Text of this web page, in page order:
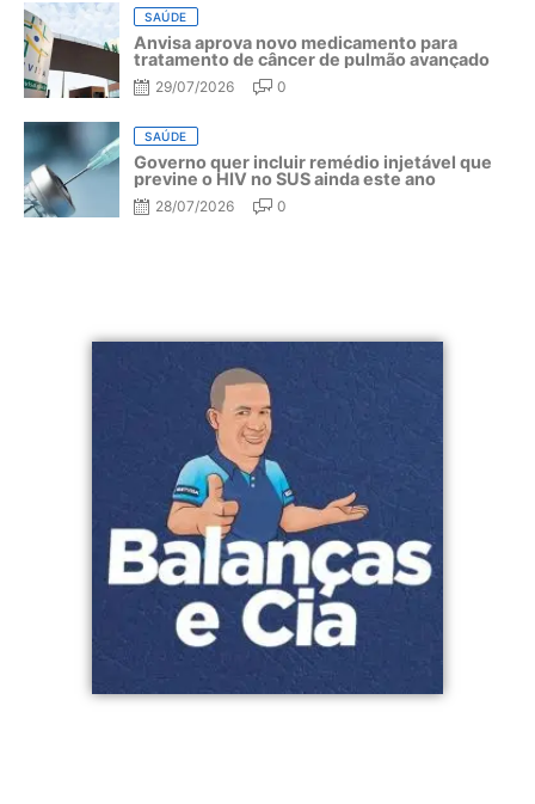
SAÚDE
Anvisa aprova novo medicamento para
tratamento de câncer de pulmão avançado
29/07/2026 0
SAÚDE
Governo quer incluir remédio injetável que
previne o HIV no SUS ainda este ano
28/07/2026 0